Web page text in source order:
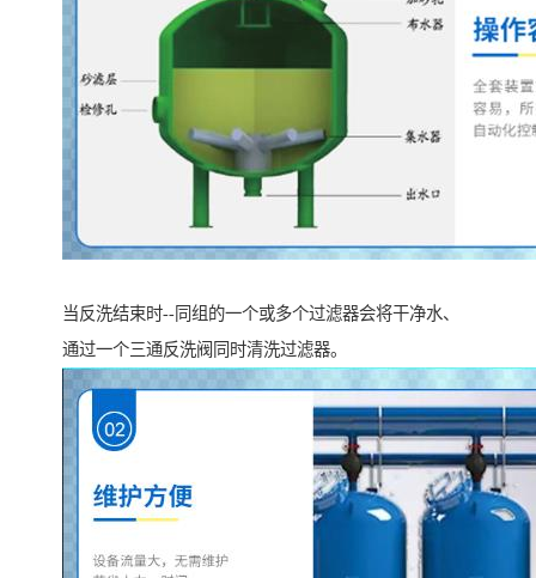
当反洗结束时--同组的一个或多个过滤器会将干净水、
通过一个三通反洗阀同时清洗过滤器。